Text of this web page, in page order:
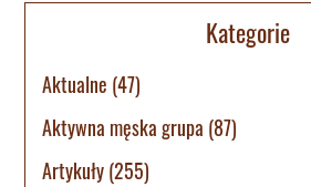
Kategorie
Aktualne (47)
Aktywna męska grupa (87)
Artykuły(255)